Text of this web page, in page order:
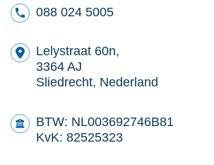
088 024 5005
Lelystraat 60n,
3364 AJ
Sliedrecht, Nederland
BTW: NL003692746B81
KvK: 82525323